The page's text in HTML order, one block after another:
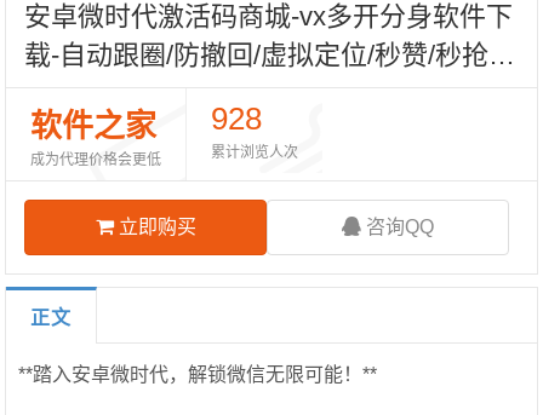
安卓微时代激活码商城-vx多开分身软件下
载-自动跟圈/防撤回/虚拟定位/秒赞/秒抢/
修改聊天记录-自助发码平台
软件之家
成为代理价格会更低
928
累计浏览人次
立即购买 咨询QQ
正文
**踏入安卓微时代，解锁微信无限可能！**